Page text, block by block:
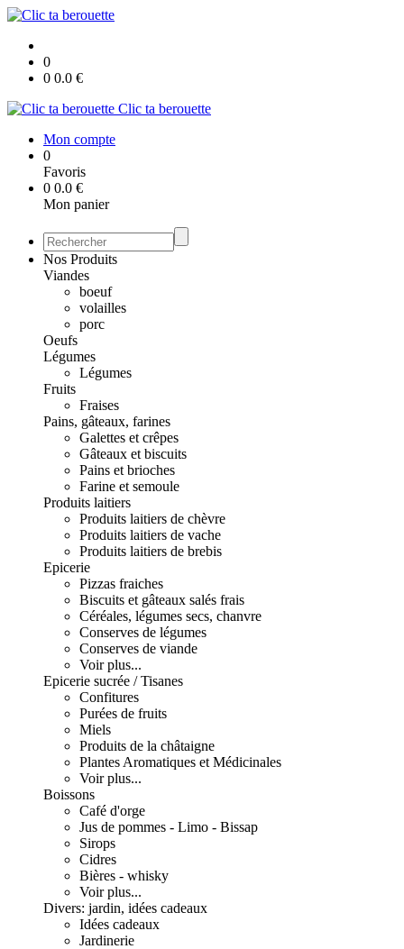
0
0 0.0 €
Clic ta berouette
Mon compte
0
Favoris
0 0.0 €
Mon panier
Nos Produits
Viandes
boeuf
volailles
porc
Oeufs
Légumes
Légumes
Fruits
Fraises
Pains, gâteaux, farines
Galettes et crêpes
Gâteaux et biscuits
Pains et brioches
Farine et semoule
Produits laitiers
Produits laitiers de chèvre
Produits laitiers de vache
Produits laitiers de brebis
Epicerie
Pizzas fraiches
Biscuits et gâteaux salés frais
Céréales, légumes secs, chanvre
Conserves de légumes
Conserves de viande
Voir plus...
Epicerie sucrée / Tisanes
Confitures
Purées de fruits
Miels
Produits de la châtaigne
Plantes Aromatiques et Médicinales
Voir plus...
Boissons
Café d'orge
Jus de pommes - Limo - Bissap
Sirops
Cidres
Bières - whisky
Voir plus...
Divers: jardin, idées cadeaux
Idées cadeaux
Jardinerie